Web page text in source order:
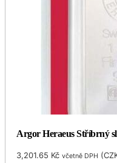
Argor Heraeus Stříbrný
3,201.65 Kč včetně DPH (